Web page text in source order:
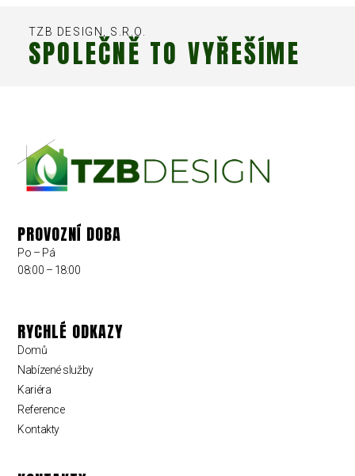
TZB DESIGN, S.R.O.
SPOLEČNĚ TO VYŘEŠÍME
PROVOZNÍ DOBA
Po – Pá
08:00 – 18:00
RYCHLÉ ODKAZY
Domů
Nabízené služby
Kariéra
Reference
Kontakty